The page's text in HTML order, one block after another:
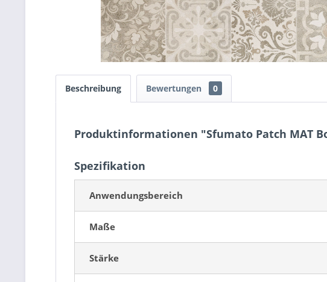
Beschreibung Bewertungen 0
Produktinformationen "Sfumato Patch MAT
Spezifikation
Anwendungsbereich
Maße
Stärke